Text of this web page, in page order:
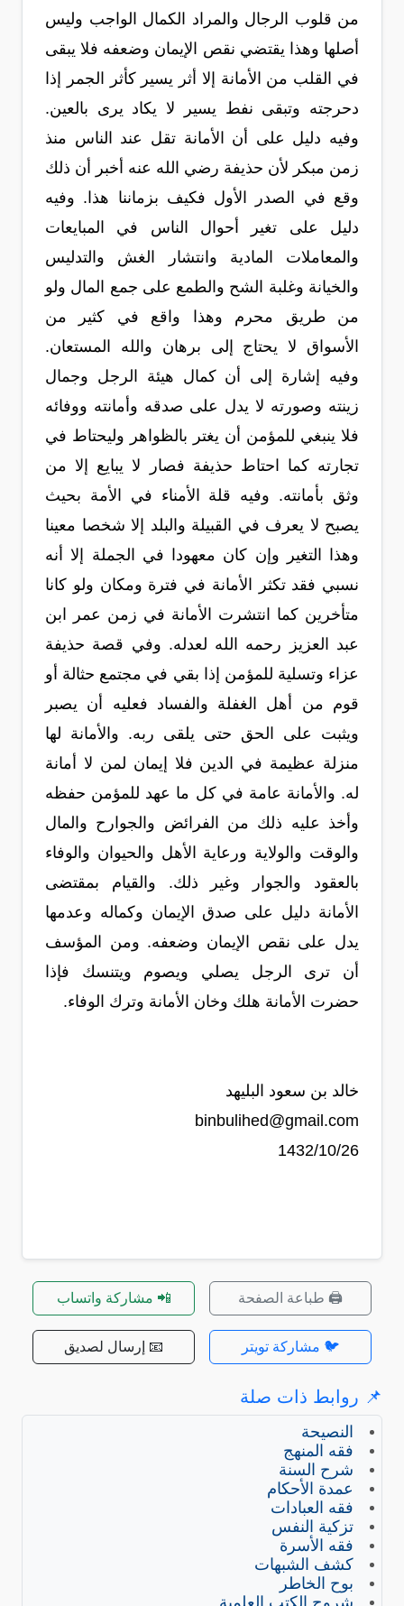
من قلوب الرجال والمراد الكمال الواجب وليس
أصلها وهذا يقتضي نقص الإيمان وضعفه فلا يبقى
في القلب من الأمانة إلا أثر يسير كأثر الجمر إذا
دحرجته وتبقى نفط يسير لا يكاد يرى بالعين.
وفيه دليل على أن الأمانة تقل عند الناس منذ
زمن مبكر لأن حذيفة رضي الله عنه أخبر أن ذلك
وقع في الصدر الأول فكيف بزماننا هذا. وفيه
دليل على تغير أحوال الناس في المبايعات
والمعاملات المادية وانتشار الغش والتدليس
والخيانة وغلبة الشح والطمع على جمع المال ولو
من طريق محرم وهذا واقع في كثير من
الأسواق لا يحتاج إلى برهان والله المستعان.
وفيه إشارة إلى أن كمال هيئة الرجل وجمال
زينته وصورته لا يدل على صدقه وأمانته ووفائه
فلا ينبغي للمؤمن أن يغتر بالظواهر وليحتاط في
تجارته كما احتاط حذيفة فصار لا يبايع إلا من
وثق بأمانته. وفيه قلة الأمناء في الأمة بحيث
يصبح لا يعرف في القبيلة والبلد إلا شخصا معينا
وهذا التغير وإن كان معهودا في الجملة إلا أنه
نسبي فقد تكثر الأمانة في فترة ومكان ولو كانا
متأخرين كما انتشرت الأمانة في زمن عمر ابن
عبد العزيز رحمه الله لعدله. وفي قصة حذيفة
عزاء وتسلية للمؤمن إذا بقي في مجتمع حثالة أو
قوم من أهل الغفلة والفساد فعليه أن يصبر
ويثبت على الحق حتى يلقى ربه. والأمانة لها
منزلة عظيمة في الدين فلا إيمان لمن لا أمانة
له. والأمانة عامة في كل ما عهد للمؤمن حفظه
وأخذ عليه ذلك من الفرائض والجوارح والمال
والوقت والولاية ورعاية الأهل والحيوان والوفاء
بالعقود والجوار وغير ذلك. والقيام بمقتضى
الأمانة دليل على صدق الإيمان وكماله وعدمها
يدل على نقص الإيمان وضعفه. ومن المؤسف
أن ترى الرجل يصلي ويصوم ويتنسك فإذا
حضرت الأمانة هلك وخان الأمانة وترك الوفاء.
خالد بن سعود البليهد
binbulihed@gmail.com
1432/10/26
🖨️ طباعة الصفحة 📲 مشاركة واتساب
🐦 مشاركة تويتر 📧 إرسال لصديق
📌 روابط ذات صلة
النصيحة
فقه المنهج
شرح السنة
عمدة الأحكام
فقه العبادات
تزكية النفس
فقه الأسرة
كشف الشبهات
بوح الخاطر